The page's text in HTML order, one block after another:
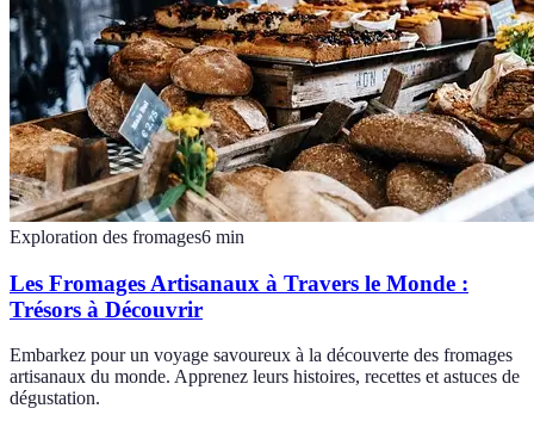
Exploration des fromages6 min
Les Fromages Artisanaux à Travers le Monde :
Trésors à Découvrir
Embarkez pour un voyage savoureux à la découverte des fromages
artisanaux du monde. Apprenez leurs histoires, recettes et astuces de
dégustation.